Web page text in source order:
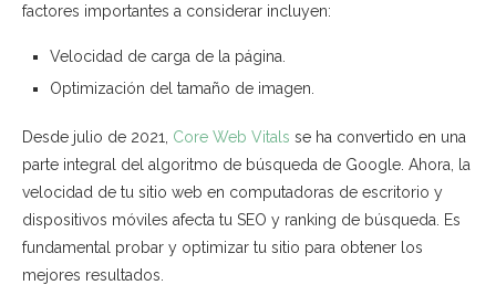
factores importantes a considerar incluyen:
Velocidad de carga de la página.
Optimización del tamaño de imagen.
Desde julio de 2021, Core Web Vitals se ha convertido en una
parte integral del algoritmo de búsqueda de Google. Ahora, la
velocidad de tu sitio web en computadoras de escritorio y
dispositivos móviles afecta tu SEO y ranking de búsqueda. Es
fundamental probar y optimizar tu sitio para obtener los
mejores resultados.